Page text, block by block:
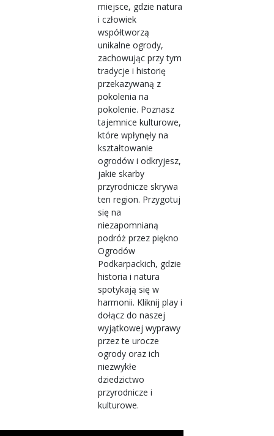
miejsce, gdzie natura
i człowiek
współtworzą
unikalne ogrody,
zachowując przy tym
tradycje i historię
przekazywaną z
pokolenia na
pokolenie. Poznasz
tajemnice kulturowe,
które wpłynęły na
kształtowanie
ogrodów i odkryjesz,
jakie skarby
przyrodnicze skrywa
ten region. Przygotuj
się na
niezapomnianą
podróż przez piękno
Ogrodów
Podkarpackich, gdzie
historia i natura
spotykają się w
harmonii. Kliknij play i
dołącz do naszej
wyjątkowej wyprawy
przez te urocze
ogrody oraz ich
niezwykłe
dziedzictwo
przyrodnicze i
kulturowe.